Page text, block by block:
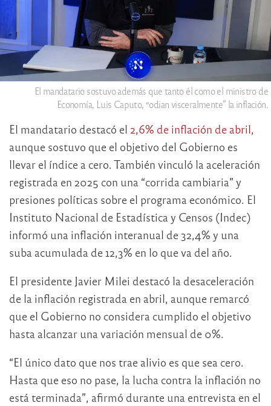
El mandatario sostuvo además que tanto él como el ministro de
Economía, Luis Caputo, “odian visceralmente” la inflación.
El mandatario destacó el 2,6% de inflación de abril,
aunque sostuvo que el objetivo del Gobierno es
llevar el índice a cero. También vinculó la aceleración
registrada en 2025 con una “corrida cambiaria” y
presiones políticas sobre el programa económico. El
Instituto Nacional de Estadística y Censos (Indec)
informó una inflación interanual de 32,4% y una
suba acumulada de 12,3% en lo que va del año.
El presidente Javier Milei destacó la desaceleración
de la inflación registrada en abril, aunque remarcó
que el Gobierno no considera cumplido el objetivo
hasta alcanzar una variación mensual de 0%.
“El único dato que nos trae alivio es que sea cero.
Hasta que eso no pase, la lucha contra la inflación no
está terminada”, afirmó durante una entrevista en el